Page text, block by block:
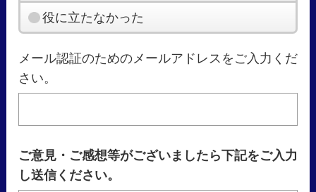
役に立たなかった
メール認証のためのメールアドレスをご入力くだ
さい。
ご意見・ご感想等がございましたら下記をご入力
し送信ください。